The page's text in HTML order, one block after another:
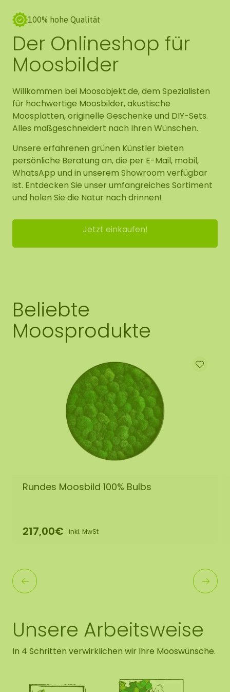
100% hohe Qualität
Der Onlineshop für
Moosbilder
Willkommen bei Moosobjekt.de, dem Spezialisten
für hochwertige Moosbilder, akustische
Moosplatten, originelle Geschenke und DIY-Sets.
Alles maßgeschneidert nach Ihren Wünschen.
Unsere erfahrenen grünen Künstler bieten
persönliche Beratung an, die per E-Mail, mobil,
WhatsApp und in unserem Showroom verfügbar
ist. Entdecken Sie unser umfangreiches Sortiment
und holen Sie die Natur nach drinnen!
Jetzt einkaufen!
Beliebte
Moosprodukte
Rundes Moosbild 100% Bulbs
217,00€ inkl. MwSt
Unsere Arbeitsweise
In 4 Schritten verwirklichen wir Ihre Mooswünsche.